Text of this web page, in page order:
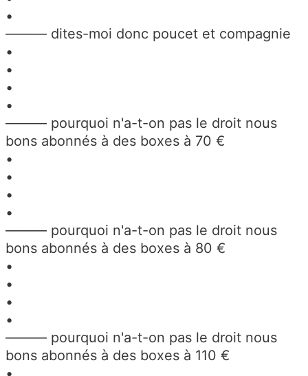
•
——— dites-moi donc poucet et compagnie
•
•
•
•
——— pourquoi n'a-t-on pas le droit nous
bons abonnés à des boxes à 70 €
•
•
•
•
——— pourquoi n'a-t-on pas le droit nous
bons abonnés à des boxes à 80 €
•
•
•
•
——— pourquoi n'a-t-on pas le droit nous
bons abonnés à des boxes à 110 €